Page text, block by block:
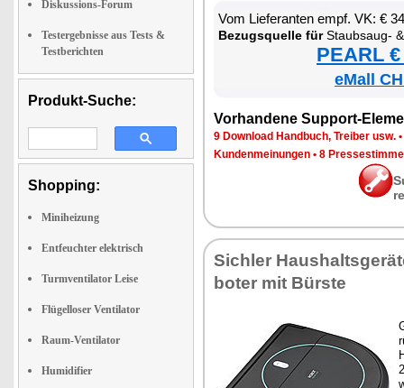
Diskussions-Forum
Testergebnisse aus Tests &
Testberichten
Produkt-Suche:
Shopping:
Miniheizung
Entfeuchter elektrisch
Turmventilator Leise
Flügelloser Ventilator
Raum-Ventilator
Humidifier
Vom Lie­fe­ran­ten empf. VK: €
Be­zugs­quel­le fürStaub­saug- &
PEARL
eMall
Vor­han­de­ne Sup­port-
9 Down­load Hand­buch, Trei­ber usw. •
Kun­den­mei­nun­gen • 8
Sich­ler
bo­ter mit Bürs­te